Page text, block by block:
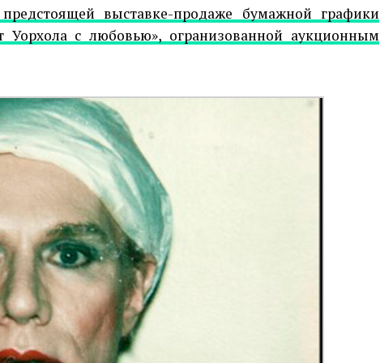
выставке-продаже бумажной графики
с любовью», огранизованной аукционным